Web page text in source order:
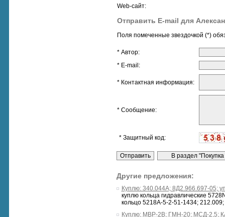
Web-сайт:
Отправить E-mail для
Поля помеченные звездочкой (*)
* Автор:
* E-mail:
* Контактная информация:
* Сообщение:
* Защитный код:
Другие предложения:
Куплю: 340.044A; 8Д2.966.697-05;
куплю кольца гидравлические
кольцо 5218A-5-2-51-1434;
Куплю: МВР-2В; ГМН-20; МСД-2,5;